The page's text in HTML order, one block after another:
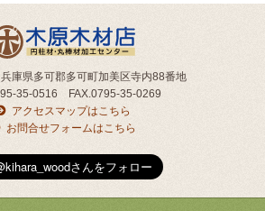
庫県多可郡多可町加美区寺内88番地
35-0516 FAX.0795-35-0269
アクセスマップはこちら
お問合せフォームはこちら